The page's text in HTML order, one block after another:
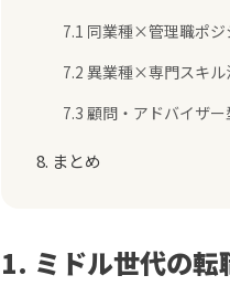
7.1 同業種×管理職ポジ
7.2 異業種×専門スキル
7.3 顧問・アドバイザー
8. まとめ
1. ミドル世代の転